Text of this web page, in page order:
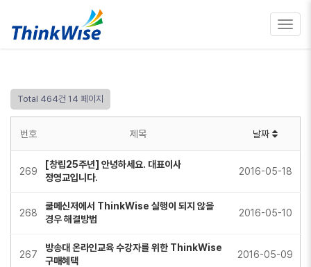
Total 464건 14 페이지
번호 제목 날짜
269
[창립25주년] 안녕하세요. 대표이사
정영교입니다.
2016-05-18
268
쿨메신저에서 ThinkWise 실행이 되지 않을
경우 해결방법
2016-05-10
267
방송대 온라인교육 수강자를 위한 ThinkWise
구매혜택
2016-05-09